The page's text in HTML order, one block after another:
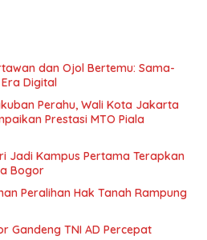
dan Ojol Bertemu: Sama-
Digital
Perahu, Wali Kota Jakarta
Prestasi MTO Piala
Jadi Kampus Pertama Terapkan
Bogor
Peralihan Hak Tanah Rampung
Gandeng TNI AD Percepat